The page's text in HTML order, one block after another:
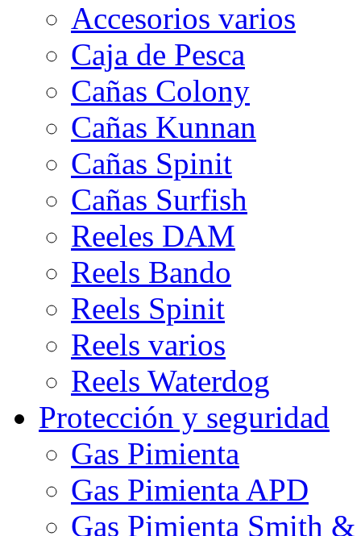
Accesorios varios
Caja de Pesca
Cañas Colony
Cañas Kunnan
Cañas Spinit
Cañas Surfish
Reeles DAM
Reels Bando
Reels Spinit
Reels varios
Reels Waterdog
Protección y seguridad
Gas Pimienta
Gas Pimienta APD
Gas Pimienta Smith &